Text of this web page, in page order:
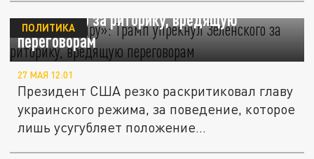
Зеленского за риторику, вредящую
переговорам
ПОЛИТИКА
27 МАЯ 12:01
Президент США резко раскритиковал главу
украинского режима, за поведение, которое
лишь усугубляет положение...